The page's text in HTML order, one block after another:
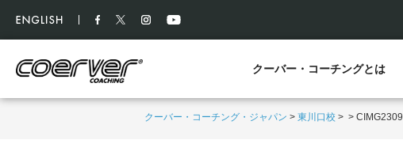
クーバー・コーチングとは
クーバー・コーチング・ジャパン > 東川口校 > > CIMG2309